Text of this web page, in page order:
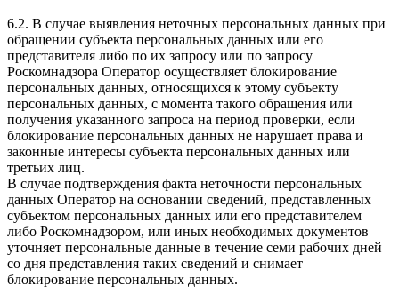
6.2. В случае выявления неточных персональных данных при
обращении субъекта персональных данных или его
представителя либо по их запросу или по запросу
Роскомнадзора Оператор осуществляет блокирование
персональных данных, относящихся к этому субъекту
персональных данных, с момента такого обращения или
получения указанного запроса на период проверки, если
блокирование персональных данных не нарушает права и
законные интересы субъекта персональных данных или
третьих лиц.
В случае подтверждения факта неточности персональных
данных Оператор на основании сведений, представленных
субъектом персональных данных или его представителем
либо Роскомнадзором, или иных необходимых документов
уточняет персональные данные в течение семи рабочих дней
со дня представления таких сведений и снимает
блокирование персональных данных.